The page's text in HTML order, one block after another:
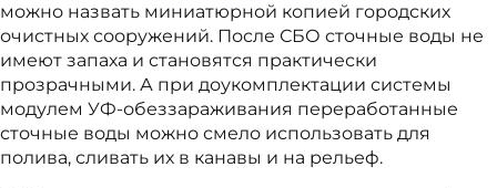
можно назвать миниатюрной копией городских
очистных сооружений. После СБО сточные воды не
имеют запаха и становятся практически
прозрачными. А при доукомплектации системы
модулем УФ-обеззараживания переработанные
сточные воды можно смело использовать для
полива, сливать их в канавы и на рельеф.